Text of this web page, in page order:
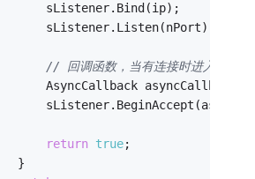
sListener.Bind(ip);
sListener.Listen(nPort);
// 回调函数，当有连接时进入
AsyncCallback asyncCallback
return true;
}